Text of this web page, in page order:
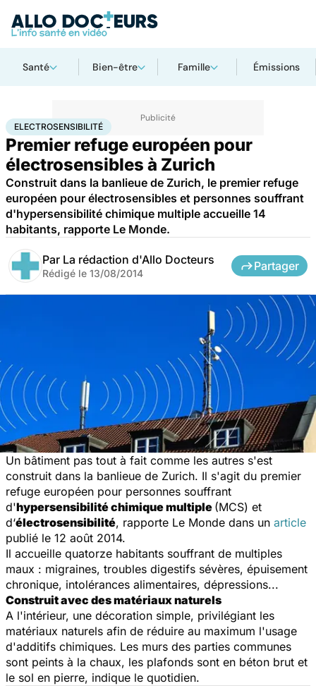
Santé Bien-être Famille Émissions
AccueilSantéElectrosensibilité
ELECTROSENSIBILITÉ
Premier refuge européen pour
électrosensibles à Zurich
Construit dans la banlieue de Zurich, le premier refuge
européen pour électrosensibles et personnes souffrant
d'hypersensibilité chimique multiple accueille 14
habitants, rapporte Le Monde.
Par La rédaction d'Allo Docteurs
Rédigé le 13/08/2014
Partager
Un bâtiment pas tout à fait comme les autres s'est
construit dans la banlieue de Zurich. Il s'agit du premier
refuge européen pour personnes souffrant
d'hypersensibilité chimique multiple (MCS) et
d‘électrosensibilité, rapporte Le Monde dans un article
publié le 12 août 2014.
Il accueille quatorze habitants souffrant de multiples
maux : migraines, troubles digestifs sévères, épuisement
chronique, intolérances alimentaires, dépressions...
Construit avec des matériaux naturels
A l'intérieur, une décoration simple, privilégiant les
matériaux naturels afin de réduire au maximum l'usage
d'additifs chimiques. Les murs des parties communes
sont peints à la chaux, les plafonds sont en béton brut et
le sol en pierre, indique le quotidien.